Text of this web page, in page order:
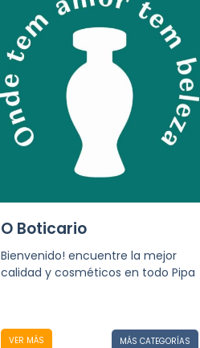
O Boticario
Bienvenido! encuentre la mejor
calidad y cosméticos en todo Pipa
VER MÁS MÁS CATEGORÍAS